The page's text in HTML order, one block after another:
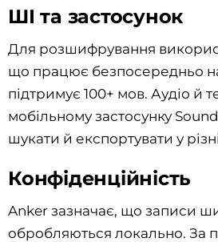
ШІ та застосунок
Для розшифрування
що працює безпосередньо
підтримує 100+ мов. Аудіо й
мобільному застосунку
шукати й експортувати у
Конфіденційність
Anker зазначає, що записи
обробляються локально. За